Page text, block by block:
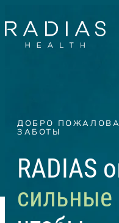
ДОБРО
ЗАБОТЫ
RADIAS
сильные